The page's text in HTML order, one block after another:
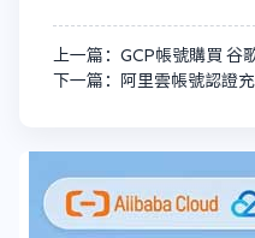
上一篇：GCP帳號購買 谷
下一篇：阿里雲帳號認證